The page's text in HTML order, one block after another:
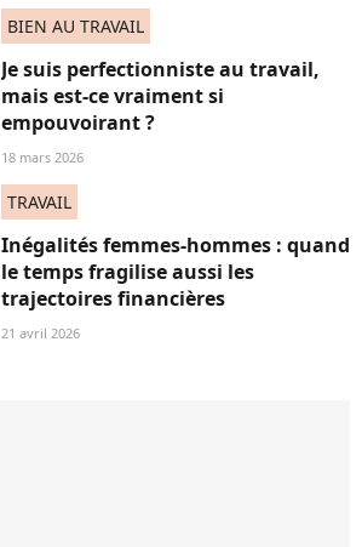
BIEN AU TRAVAIL
Je suis perfectionniste au travail,
mais est-ce vraiment si
empouvoirant ?
18 mars 2026
TRAVAIL
Inégalités femmes-hommes : quand
le temps fragilise aussi les
trajectoires financières
21 avril 2026